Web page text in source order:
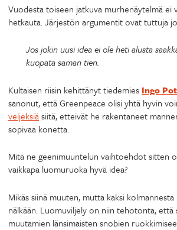
Vuodesta toiseen jatkuva murhenäytelmä ei
hetkauta. Järjestön argumentit ovat tuttuja
Jos jokin uusi idea ei ole heti alusta
kuopata saman tien.
Kultaisen riisin kehittänyt tiedemies Ingo
sanonut, että Greenpeace olisi yhtä hyvin
veljeksiäsiitä, etteivät he rakentaneet
sopivaa konetta.
Mitä ne geenimuuntelun vaihtoehdot sitten
vaikkapa luomuruoka hyvä idea?
Mikäs siinä muuten, mutta kaksi
nälkään. Luomuviljely on niin tehotonta, että
muutamien länsimaisten snobien